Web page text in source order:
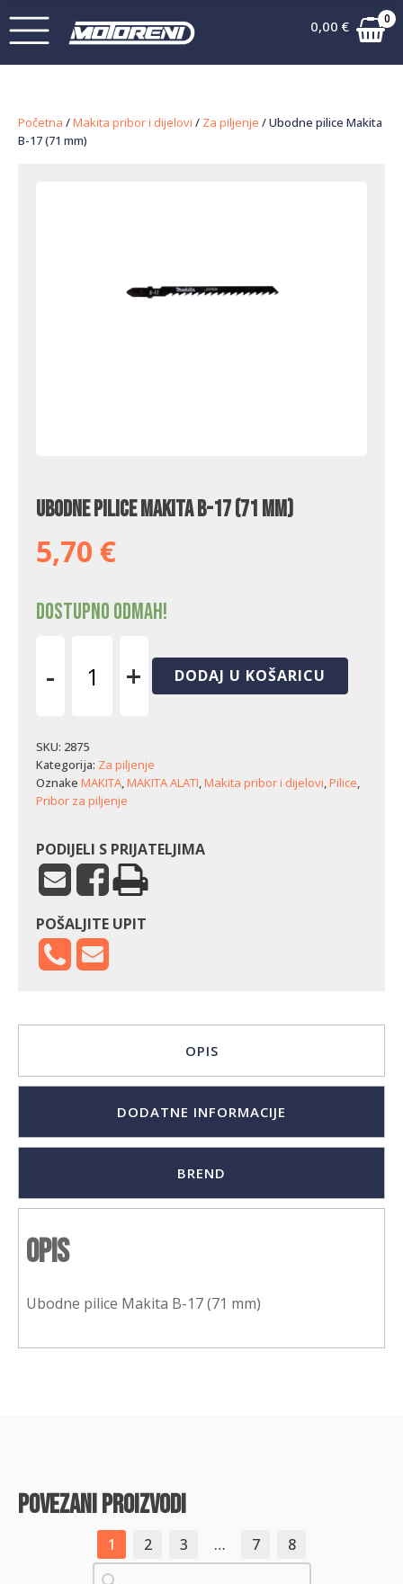
0,00 € 0
Početna /Makita pribor i dijelovi / Za piljenje / Ubodne pilice Makita
B-17 (71 mm)
Ubodne pilice Makita B-17 (71 mm)
5,70 €
Dostupno odmah!
-
B-
17
(71
mm)
+ DODAJ U KOŠARICU
SKU: 2875
Kategorija: Za piljenje
Oznake MAKITA,MAKITA ALATI,Makita pribor i dijelovi,Pilice,
Pribor za piljenje
PODIJELI S PRIJATELJIMA
POŠALJITE UPIT
OPIS
DODATNE INFORMACIJE
BREND
Opis
Ubodne pilice Makita B-17 (71 mm)
povezani proizvodi
1 2 3 … 7
8
Pretraži